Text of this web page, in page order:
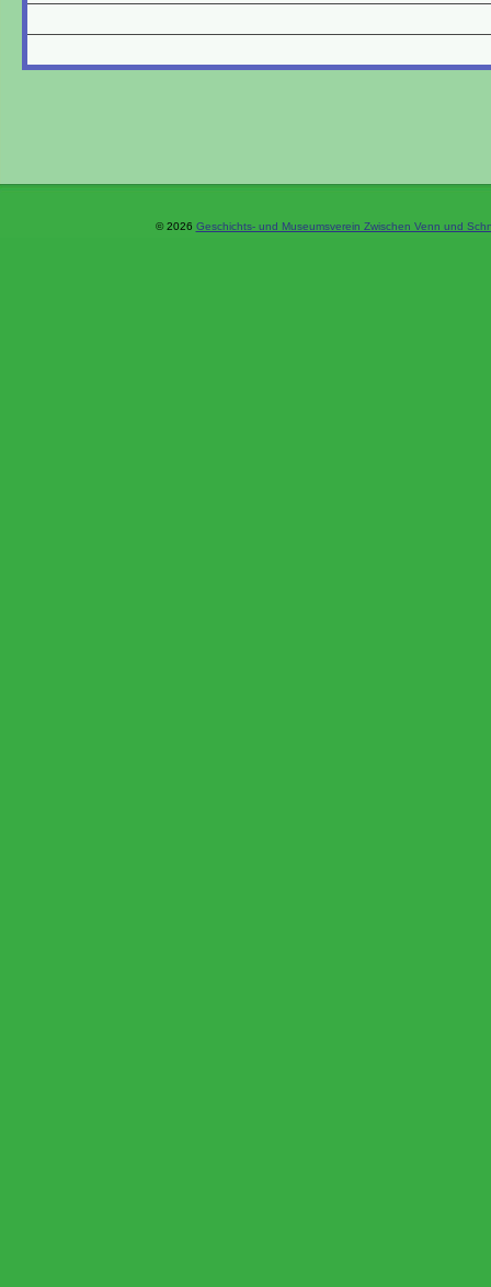
© 2026 Geschichts- und Museumsverein Zwischen Venn und